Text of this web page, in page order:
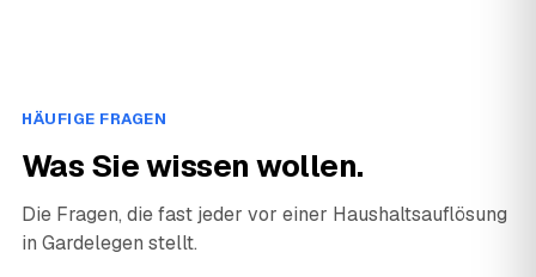
HÄUFIGE FRAGEN
Was Sie wissen wollen.
Die Fragen, die fast jeder vor einer Haushaltsauflösung
in Gardelegen stellt.